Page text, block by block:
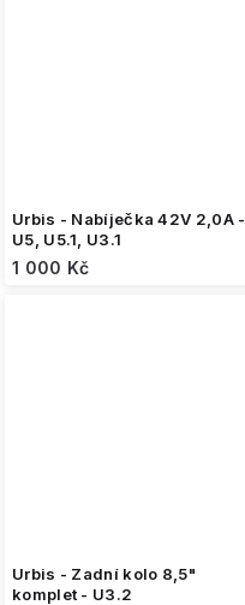
Urbis - Nabíječka 42V 2,0A -
U5, U5.1, U3.1
1 000 Kč
Urbis - Zadní kolo 8,5"
komplet - U3.2